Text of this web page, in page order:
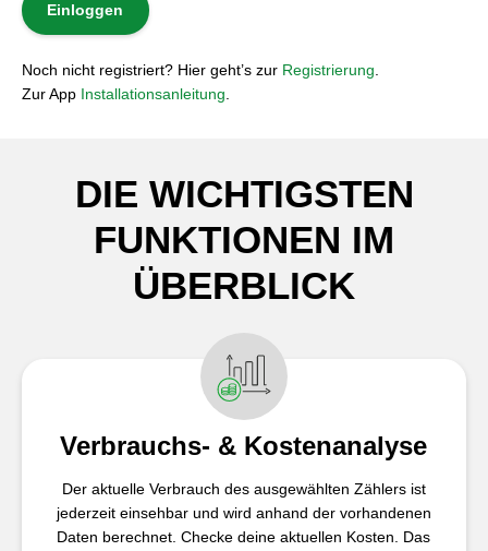
Einloggen
Noch nicht registriert? Hier geht’s zur Registrierung
Zur App Installationsanleitung
DIE WICHTIGSTEN
FUNKTIONEN IM
ÜBERBLICK
Verbrauchs- & Kostenanalyse
Der aktuelle Verbrauch des ausgewählten Zählers ist
jederzeit einsehbar und wird anhand der vorhandenen
Daten berechnet. Checke deine aktuellen Kosten. Das